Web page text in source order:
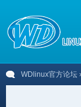
WDlinux官方论坛